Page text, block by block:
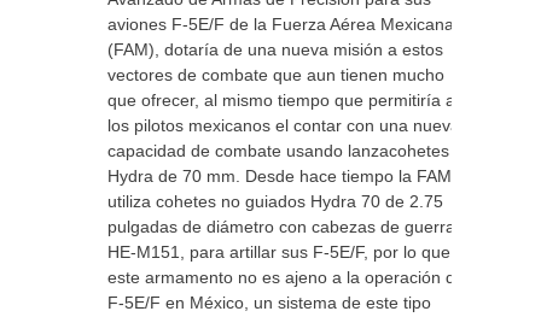
aviones F-5E/F de la Fuerza Aérea Mexicana
(FAM), dotaría de una nueva misión a estos
vectores de combate que aun tienen mucho
que ofrecer, al mismo tiempo que permitiría a
los pilotos mexicanos el contar con una nueva
capacidad de combate usando lanzacohetes
Hydra de 70 mm. Desde hace tiempo la FAM
utiliza cohetes no guiados Hydra 70 de 2.75
pulgadas de diámetro con cabezas de guerra
HE-M151, para artillar sus F-5E/F, por lo que
este armamento no es ajeno a la operación del
F-5E/F en México, un sistema de este tipo